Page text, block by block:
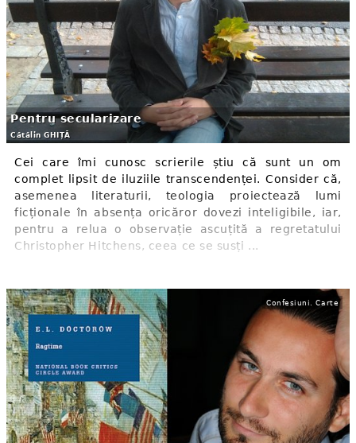
Pentru secularizare
Cătălin GHIȚĂ
Cei care îmi cunosc scrierile știu că sunt un om
complet lipsit de iluziile transcendenței. Consider că,
asemenea literaturii, teologia proiectează lumi
ficționale în absența oricăror dovezi inteligibile, iar,
pentru a relua o observație ascuțită a regretatului
Christopher Hitchens, ceea ce se susți ...
Confesiuni. Carte